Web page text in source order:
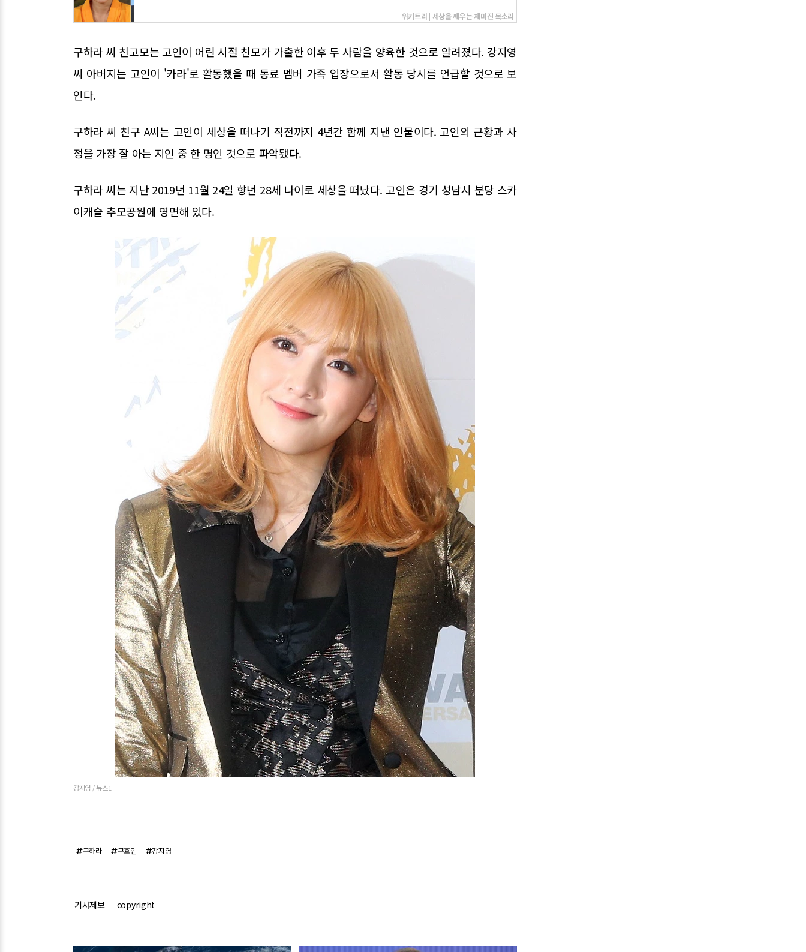
위키트리 | 세상을 깨우는 재미진 목소리
구하라 씨 친고모는 고인이 어린 시절 친모가 가출한 이후 두 사람을 양육한 것으로 알려졌다. 강지영
씨 아버지는 고인이 '카라'로 활동했을 때 동료 멤버 가족 입장으로서 활동 당시를 언급할 것으로 보
인다.
구하라 씨 친구 A씨는 고인이 세상을 떠나기 직전까지 4년간 함께 지낸 인물이다. 고인의 근황과 사
정을 가장 잘 아는 지인 중 한 명인 것으로 파악됐다.
구하라 씨는 지난 2019년 11월 24일 향년 28세 나이로 세상을 떠났다. 고인은 경기 성남시 분당 스카
이캐슬 추모공원에 영면해 있다.
강지영 / 뉴스1
구하라 구호인 강지영
기사제보 copyright